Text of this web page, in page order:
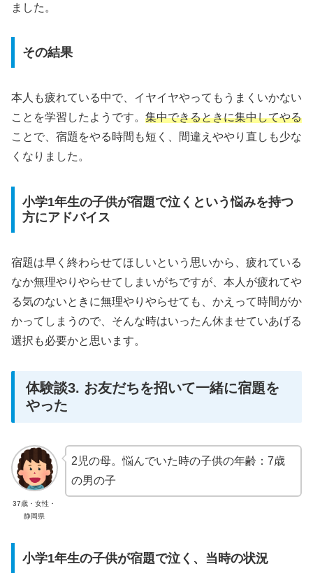
ました。
その結果
本人も疲れている中で、イヤイヤやってもうまくいかない
ことを学習したようです。 集中できるときに集中してやる
ことで、宿題をやる時間も短く、間違えややり直しも少な
くなりました。
小学1年生の子供が宿題で泣くという悩みを持つ
方にアドバイス
宿題は早く終わらせてほしいという思いから、疲れている
なか無理やりやらせてしまいがちですが、本人が疲れてや
る気のないときに無理やりやらせても、かえって時間がか
かってしまうので、そんな時はいったん休ませていあげる
選択も必要かと思います。
体験談3. お友だちを招いて一緒に宿題を
やった
37歳・女性・
静岡県
2児の母。悩んでいた時の子供の年齢：7歳
の男の子
小学1年生の子供が宿題で泣く、当時の状況